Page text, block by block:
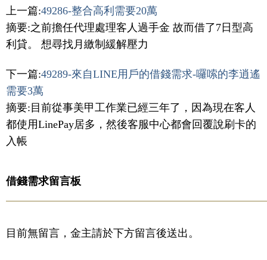
上一篇:49286-整合高利需要20萬
摘要:之前擔任代理處理客人過手金 故而借了7日型高
利貸。 想尋找月繳制緩解壓力
下一篇:49289-來自LINE用戶的借錢需求-囉嗦的李逍遙
需要3萬
摘要:目前從事美甲工作業已經三年了，因為現在客人
都使用LinePay居多，然後客服中心都會回覆說刷卡的
入帳
借錢需求留言板
目前無留言，金主請於下方留言後送出。